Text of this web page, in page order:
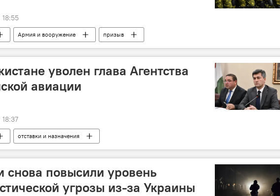
18:55
Армия и вооружение призыв
уволен глава Агентства
авиации
18:37
отставки и назначения
снова повысили уровень
угрозы из-за Украины